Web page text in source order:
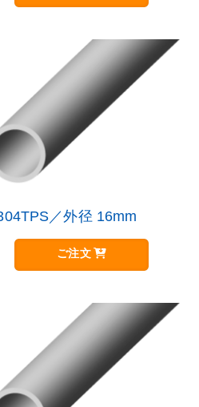
複
数
の
あ
り
す。
プ
シ
ョ
ン
／外径 16mm
ご注文
複
数
の